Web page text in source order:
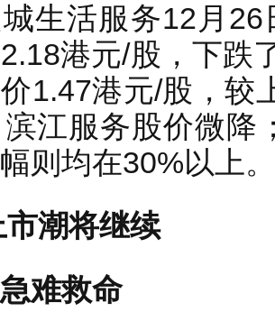
生活服务12月
港元/股，下跌
1.47港元/股，较
江服务股价微降
则均在30%以上。
潮将继续
难救命